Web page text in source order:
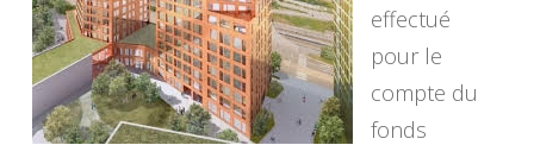
effectué
pour le
compte du
fonds